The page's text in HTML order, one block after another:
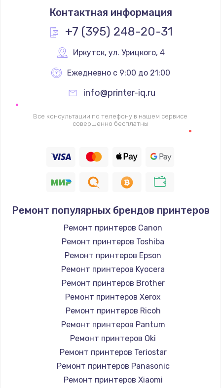
Контактная информация
+7 (395) 248-20-31
Иркутск, ул. Урицкого, 4
Ежедневно с 9:00 до 21:00
info@printer-iq.ru
Все консультации по телефону в нашем сервисе
совершенно бесплатны
Ремонт популярных брендов принтеров
Ремонт принтеров Canon
Ремонт принтеров Toshiba
Ремонт принтеров Epson
Ремонт принтеров Kyocera
Ремонт принтеров Brother
Ремонт принтеров Xerox
Ремонт принтеров Ricoh
Ремонт принтеров Pantum
Ремонт принтеров Oki
Ремонт принтеров Teriostar
Ремонт принтеров Panasonic
Ремонт принтеров Xiaomi